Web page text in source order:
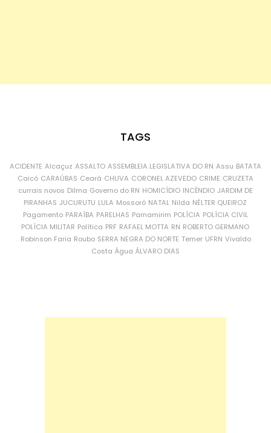
TAGS
ACIDENTE Alcaçuz ASSALTO ASSEMBLEIA LEGISLATIVA DO RN Assu BATATA
Caicó CARAÚBAS Ceará CHUVA CORONEL AZEVEDO CRIME CRUZETA
currais novos Dilma Governo do RN HOMICÍDIO INCÊNDIO JARDIM DE
PIRANHAS JUCURUTU LULA Mossoró NATAL Nilda NÉLTER QUEIROZ
Pagamento PARAÍBA PARELHAS Parnamirim POLÍCIA POLÍCIA CIVIL
POLÍCIA MILITAR Política PRF RAFAEL MOTTA RN ROBERTO GERMANO
Robinson Faria Roubo SERRA NEGRA DO NORTE Temer UFRN Vivaldo
Costa Água ÁLVARO DIAS